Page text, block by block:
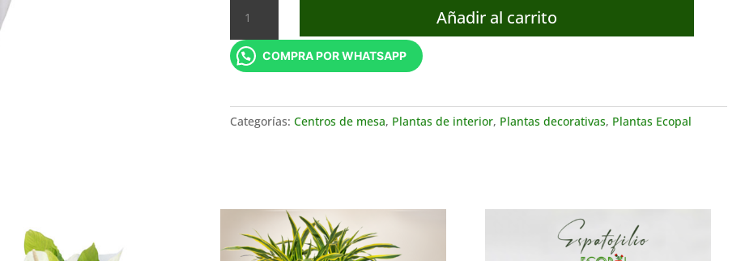
CHLOROPHYTUM
cantidad
Añadir al carrito
COMPRA POR WHATSAPP
Categorías: Centros de mesa, Plantas de interior, Plantas decorativas, Plantas Ecopal